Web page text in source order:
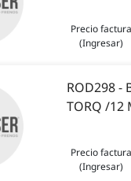
Precio factura
(Ingresar)
ROD298 -
TORQ /12
Precio factura
(Ingresar)